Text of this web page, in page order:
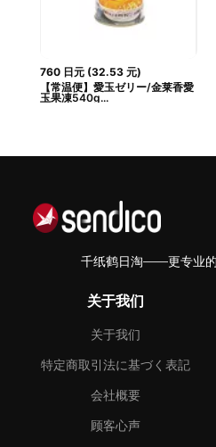
760 日元(32.53 元)
【常温便】愛玉ゼリー/金莱香愛
玉果凍540g...
千纸鹤日淘——更专业
关于我们
关于我们
特定商取引法に基づく表記
会社概要
顾客心声